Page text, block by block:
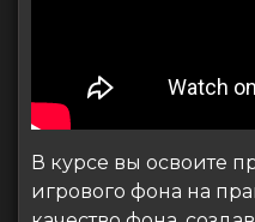
В курсе вы освоите
игрового фона на